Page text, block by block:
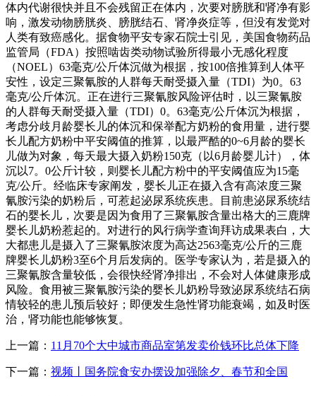
体内代谢很快并且不会残留正在体内，次要对膀胱和肾净有影
响，激发动物膀胱炎、膀胱结石、肾净炎症等，但没有发觉对
人类有致癌感化。据食物平安专家石院士引见，美国食物药品
监管局（FDA）按照啮齿类动物试验所得最小无感化程度
（NOEL）63毫克/公斤体沉做为根据，按100倍推算到人体平
安性，设定三聚氰胺的人群每天耐受摄入量（TDI）为0。63
毫克/公斤体沉。正在进行三聚氰胺风险评估时，以三聚氰胺
的人群每天耐受摄入量（TDI）0。63毫克/公斤体沉为根据，
考虑分歧月龄婴长儿的体沉和保举配方奶粉的食用量，进行婴
长儿配方奶粉中平安阈值的推算，以最严酷的0~6月龄的婴长
儿做为对象，每天最大摄入奶粉150克（以6月龄婴儿计），体
沉以7。0公斤计较，则婴长儿配方粉中的平安阈值应为15毫
克/公斤。经临床专家阐发，婴长儿正在摄入含有高浓度三聚
氰胺污染的奶粉后，可惹起泌尿系统疾患。目前患泌尿系统结
石的婴长儿，次要是因为食用了三聚氰胺含量出格大的三鹿牌
婴长儿奶粉惹起的。对进行的风行病学查询拜访成果表白，大
大都患儿是摄入了三聚氰胺浓度为高达2563毫克/公斤的三鹿
牌婴长儿奶粉3至6个月后发病的。医学专家认为，若是摄入的
三聚氰胺含量较低，会很快经肾净排出，不会对人体健康形成
风险。食用被三聚氰胺污染的婴长儿奶粉导致泌尿系统结石病
情较轻的患儿预后较好；即便发生急性肾功能衰竭，如及时医
治，肾功能也能够恢复。
上一篇： 11月70个大中城市商品室第发卖价钱环比总体下降
下一篇： 视频丨国务院食安办摆设加强除夕、春节和全国